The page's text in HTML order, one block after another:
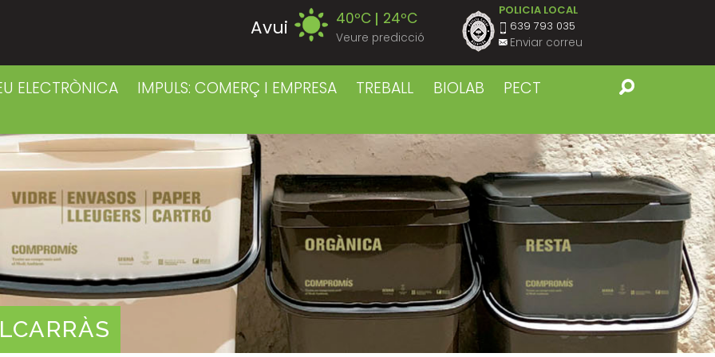
Avui 40ºC 24ºC
Veure predicció
Dissabte 39ºC 23ºC
Dilluns 23ºC
Dimarts 39ºC 22ºC
Dimecres 41ºC 22ºC
Dijous 41ºC 23ºC
POLICIA LOCAL
639 793 035
Enviar correu
ELECTRÒNICA IMPULS: COMERÇ I EMPRESA TREBALL BIOLAB
PECT